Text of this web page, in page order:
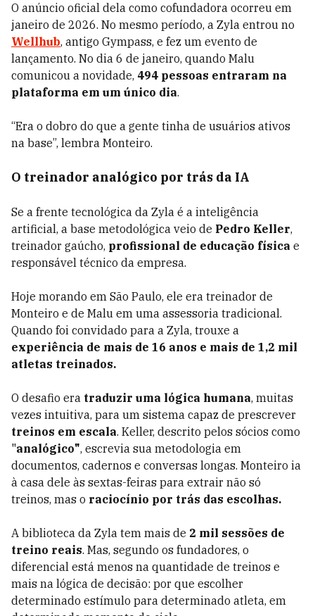
O anúncio oficial dela como cofundadora ocorreu em
janeiro de 2026. No mesmo período, a Zyla entrou no
Wellhub, antigo Gympass, e fez um evento de
lançamento. No dia 6 de janeiro, quando Malu
comunicou a novidade, 494 pessoas entraram na
plataforma em um único dia.
“Era o dobro do que a gente tinha de usuários ativos
na base”, lembra Monteiro.
O treinador analógico por trás da IA
Se a frente tecnológica da Zyla é a inteligência
artificial, a base metodológica veio de Pedro Keller,
treinador gaúcho, profissional de educação física e
responsável técnico da empresa.
Hoje morando em São Paulo, ele era treinador de
Monteiro e de Malu em uma assessoria tradicional.
Quando foi convidado para a Zyla, trouxe a
experiência de mais de 16 anos e mais de 1,2 mil
atletas treinados.
O desafio era traduzir uma lógica humana, muitas
vezes intuitiva, para um sistema capaz de prescrever
treinos em escala. Keller, descrito pelos sócios como
"analógico", escrevia sua metodologia em
documentos, cadernos e conversas longas. Monteiro ia
à casa dele às sextas-feiras para extrair não só
treinos, mas o raciocínio por trás das escolhas.
A biblioteca da Zyla tem mais de 2 mil sessões de
treino reais. Mas, segundo os fundadores, o
diferencial está menos na quantidade de treinos e
mais na lógica de decisão: por que escolher
determinado estímulo para determinado atleta, em